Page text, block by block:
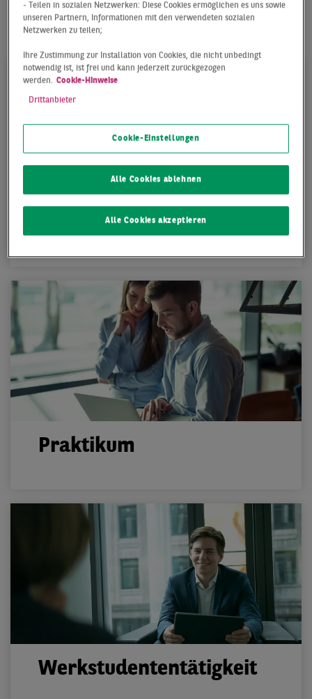
Einstiegsmöglichkeiten
Festanstellung
Praktikum
Werkstudententätigkeit
- Teilen in sozialen Netzwerken: Diese Cookies ermöglichen es uns sowie
unseren Partnern, Informationen mit den verwendeten sozialen
Netzwerken zu teilen;
Ihre Zustimmung zur Installation von Cookies, die nicht unbedingt
notwendig ist, ist frei und kann jederzeit zurückgezogen
werden. Cookie-Hinweise
Drittanbieter
Cookie-Einstellungen
Alle Cookies ablehnen
Alle Cookies akzeptieren